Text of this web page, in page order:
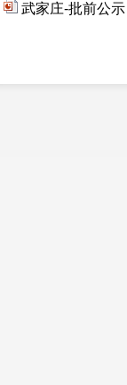
武家庄-批前公示